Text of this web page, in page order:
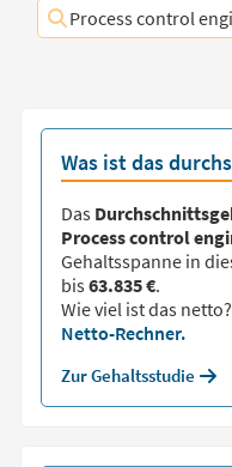
Process control
Was ist das
Das
Process control
Gehaltsspanne in
bis63.835 €.
Wie viel ist das
Netto-Rechner.
Zur Gehaltsstudie